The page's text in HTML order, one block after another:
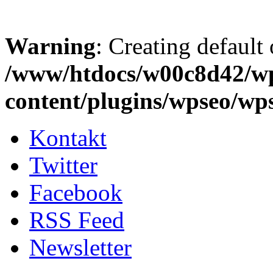
Warning: Creating
/www/htdocs/w00c8d42/
content/plugins/wpseo/
Kontakt
Twitter
Facebook
RSS Feed
Newsletter